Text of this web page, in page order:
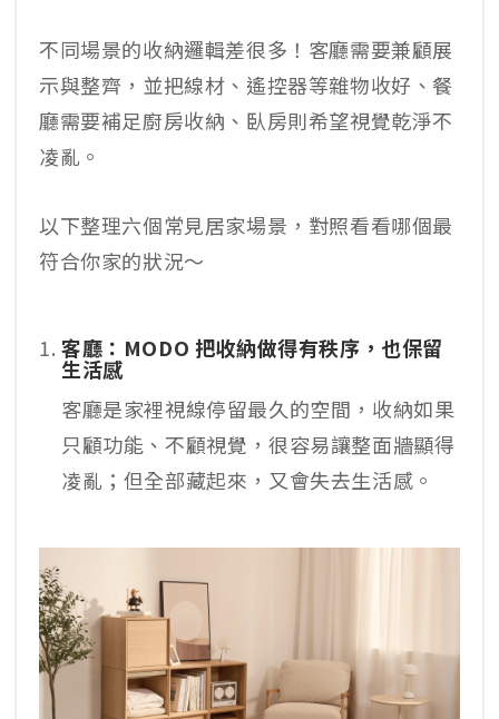
不同場景的收納邏輯差很多！客廳需要兼顧展
示與整齊，並把線材、遙控器等雜物收好、餐
廳需要補足廚房收納、臥房則希望視覺乾淨不
凌亂。
以下整理六個常見居家場景，對照看看哪個最
符合你家的狀況～
客廳：MODO 把收納做得有秩序，也保留
生活感
客廳是家裡視線停留最久的空間，收納如果
只顧功能、不顧視覺，很容易讓整面牆顯得
凌亂；但全部藏起來，又會失去生活感。